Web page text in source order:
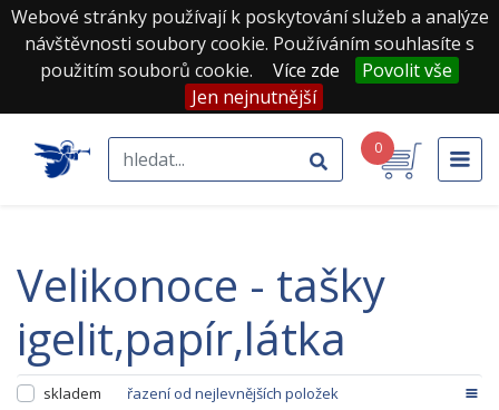
Webové stránky používají k poskytování služeb a analýze
návštěvnosti soubory cookie. Používáním souhlasíte s
použitím souborů cookie.
Více zde
Povolit vše
Jen nejnutnější
0
velikonoce - tašky
igelit,papír,látka
skladem
řazení od nejlevnějších položek